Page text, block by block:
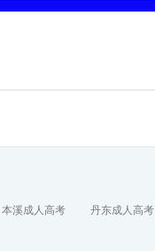
本溪成人高考 丹东成人高考